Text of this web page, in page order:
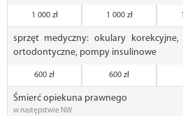
1 000 zł 1 000 zł
sprzęt medyczny: okulary korekcyjne,
ortodontyczne, pompy insulinowe
600 zł 600 zł
Śmierć opiekuna prawnego
w następstwie NW